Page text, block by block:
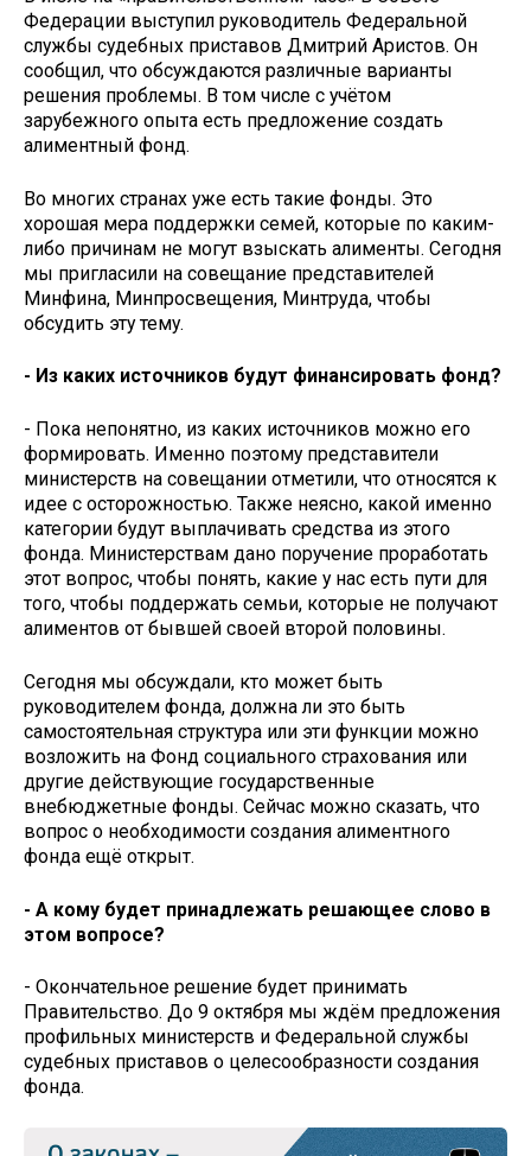
Федерации выступил руководитель Федеральной
службы судебных приставов Дмитрий Аристов. Он
сообщил, что обсуждаются различные варианты
решения проблемы. В том числе с учётом
зарубежного опыта есть предложение создать
алиментный фонд.
Во многих странах уже есть такие фонды. Это
хорошая мера поддержки семей, которые по каким-
либо причинам не могут взыскать алименты. Сегодня
мы пригласили на совещание представителей
Минфина, Минпросвещения, Минтруда, чтобы
обсудить эту тему.
- Из каких источников будут финансировать фонд?
- Пока непонятно, из каких источников можно его
формировать. Именно поэтому представители
министерств на совещании отметили, что относятся к
идее с осторожностью. Также неясно, какой именно
категории будут выплачивать средства из этого
фонда. Министерствам дано поручение проработать
этот вопрос, чтобы понять, какие у нас есть пути для
того, чтобы поддержать семьи, которые не получают
алиментов от бывшей своей второй половины.
Сегодня мы обсуждали, кто может быть
руководителем фонда, должна ли это быть
самостоятельная структура или эти функции можно
возложить на Фонд социального страхования или
другие действующие государственные
внебюджетные фонды. Сейчас можно сказать, что
вопрос о необходимости создания алиментного
фонда ещё открыт.
- А кому будет принадлежать решающее слово в
этом вопросе?
- Окончательное решение будет принимать
Правительство. До 9 октября мы ждём предложения
профильных министерств и Федеральной службы
судебных приставов о целесообразности создания
фонда.